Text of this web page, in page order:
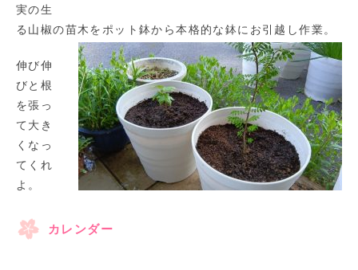
実の生
る山椒の苗木をポット鉢から本格的な鉢にお引越し作業。
伸び伸
びと根
を張っ
て大き
くなっ
てくれ
よ。
カレンダー